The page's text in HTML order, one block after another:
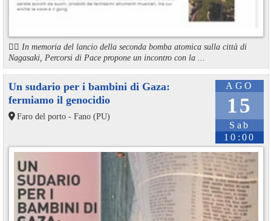
🏳️‍🌈 In memoria del lancio della seconda bomba atomica sulla città di
Nagasaki, Percorsi di Pace propone un incontro con la ...
AGO
15
Sab
10:00
Un sudario per i bambini di Gaza:
fermiamo il genocidio
Faro del porto - Fano (PU)